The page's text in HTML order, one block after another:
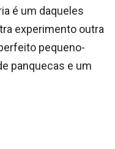
é um daqueles
experimento outra
pequeno-
panquecas e um